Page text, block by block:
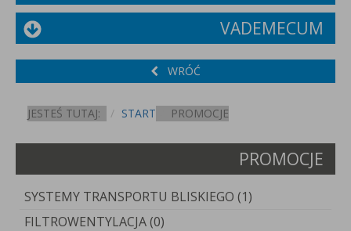
VADEMECUM
WRÓĆ
JESTEŚ TUTAJ: START PROMOCJE
PROMOCJE
SYSTEMY TRANSPORTU BLISKIEGO (1)
FILTROWENTYLACJA (0)